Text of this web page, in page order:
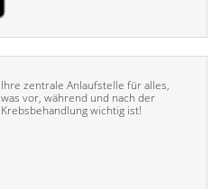
Ihre zentrale Anlaufstelle für alles,
was vor, während und nach der
Krebsbehandlung wichtig ist!